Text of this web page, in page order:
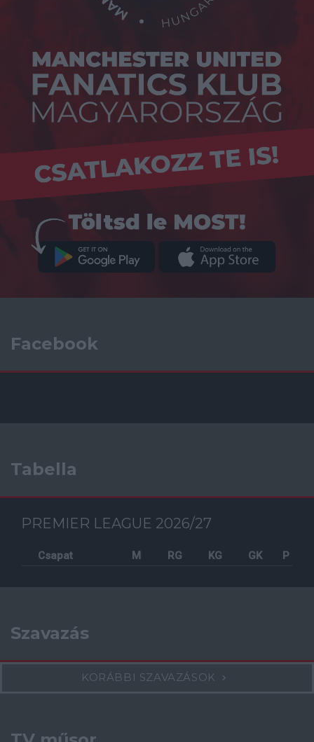
Facebook
Tabella
PREMIER LEAGUE 2026/27
Csapat M RG KG GK P
Szavazás
KORÁBBI SZAVAZÁSOK